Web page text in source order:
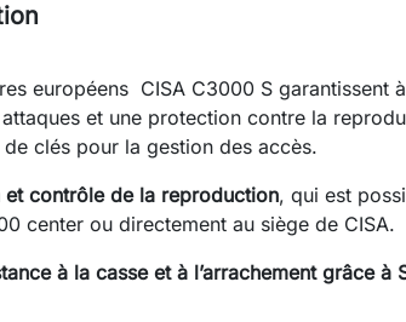
européens CISA C3000 S garantissent
et une protection contre la
clés pour la gestion des accès.
et contrôle de la reproduction, qui est
center ou directement au siège de CISA.
à la casse et à l’arrachement grâce à